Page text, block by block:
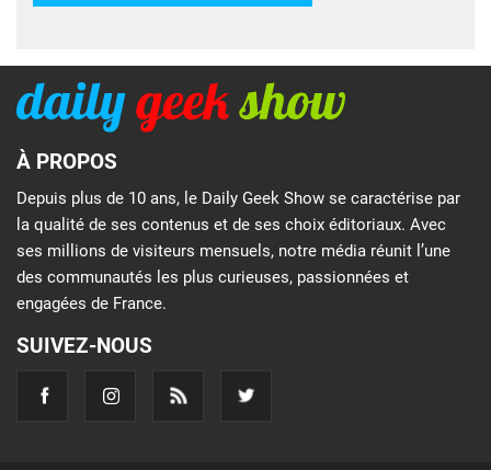
À PROPOS
Depuis plus de 10 ans, le Daily Geek Show se caractérise par
la qualité de ses contenus et de ses choix éditoriaux. Avec
ses millions de visiteurs mensuels, notre média réunit l’une
des communautés les plus curieuses, passionnées et
engagées de France.
SUIVEZ-NOUS